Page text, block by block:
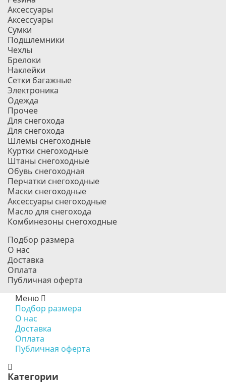
Аксессуары
Аксессуары
Сумки
Подшлемники
Чехлы
Брелоки
Наклейки
Сетки багажные
Электроника
Одежда
Прочее
Для снегохода
Для снегохода
Шлемы снегоходные
Куртки снегоходные
Штаны снегоходные
Обувь снегоходная
Перчатки снегоходные
Маски снегоходные
Аксессуары снегоходные
Масло для снегохода
Комбинезоны снегоходные
Подбор размера
О нас
Доставка
Оплата
Публичная оферта
Меню
Подбор размера
О нас
Доставка
Оплата
Публичная оферта
Категории